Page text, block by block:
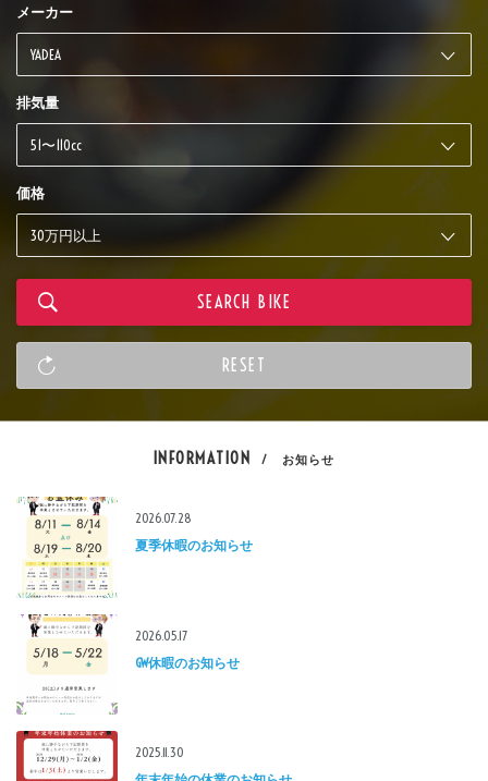
メーカー
排気量
価格
INFORMATION / お知らせ
2026.07.28
夏季休暇のお知らせ
2026.05.17
GW休暇のお知らせ
2025.11.30